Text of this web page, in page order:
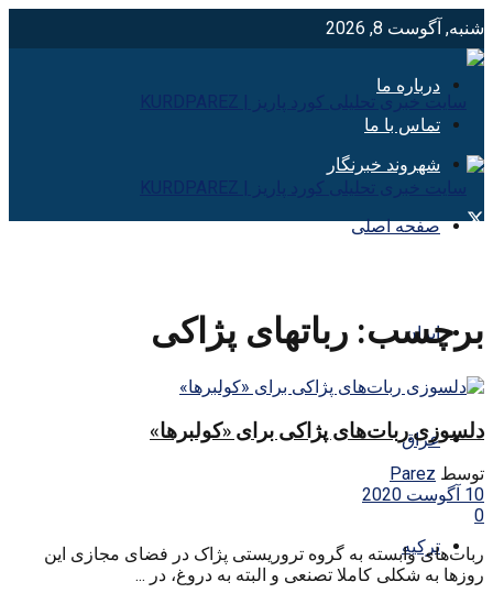
شنبه, آگوست 8, 2026
درباره ما
تماس با ما
شهروند خبرنگار
صفحه اصلی
ایران
عراق
ترکیه
برچسب: رباتهای پژاکی
دلسوزی ربات‌های پژاکی برای «کولبرها»
توسط Parez
10 آگوست 2020
0
ربات‌های وابسته به گروه تروریستی پژاک در فضای مجازی این
روزها به شکلی کاملا تصنعی و البته به دروغ، در ...